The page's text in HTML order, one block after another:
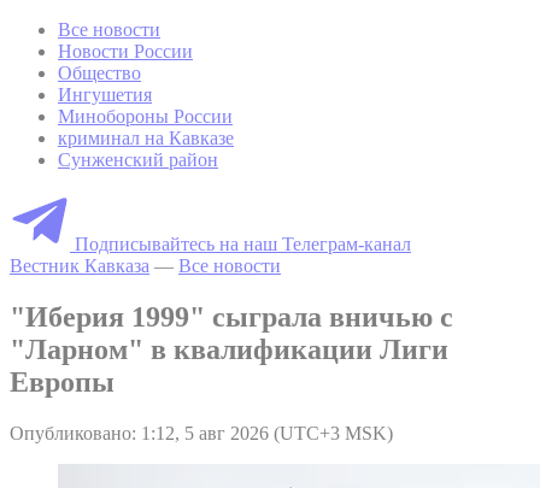
Все новости
Новости России
Общество
Ингушетия
Минобороны России
криминал на Кавказе
Сунженский район
Подписывайтесь на наш Телеграм-канал
Вестник Кавказа — Все новости
"Иберия 1999" сыграла вничью с
"Ларном" в квалификации Лиги
Европы
Опубликовано: 1:12, 5 авг 2026 (UTC+3 MSK)